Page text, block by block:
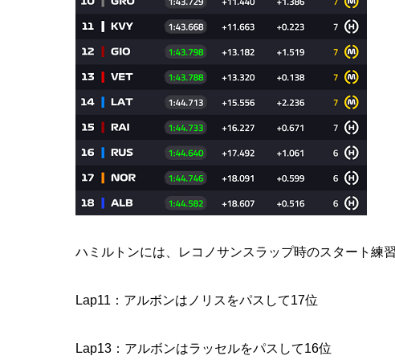
ハミルトンには、レコノサンスラップ時のスタート練
Lap11：アルボンはノリスをパスして17位
Lap13：アルボンはラッセルをパスして16位